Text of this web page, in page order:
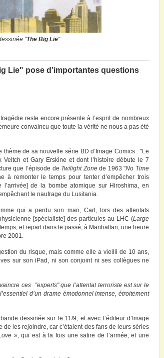
"The Big Lie"
Lie" pose d’importantes questions
reste encore présente à l’esprit de nombreux
convaincu que toute la vérité ne nous a pas été
de sa nouvelle série BD d’Image Comics : "Le
et Gary Erskine et dont l’histoire débute le 7
que l’épisode de Twilight Zonede 1963 "No Time
à remonter le temps pour tenter d’empêcher trois
de la bombe atomique sur Hiroshima, en
le naufrage du Lusitania.
qui a perdu son mari, Carl, lors des attentats
[spécialiste] des particules au LHC (Large
et repart dans le passé, à Manhattan, une heure
2001.
du risque, mais comme elle a vieilli de 10 ans,
sur son iPad, ni son conjoint ni ses collègues ne
ces "experts" que l’attentat terroriste est sur le
d’un drame émotionnel intense, étroitement
dessinée sur le 11/9, et avec l’éditeur d’Image
les rejoindre, car c’étaient des fans de leurs séries
», qui est à la fois une satire de l’armée, et une